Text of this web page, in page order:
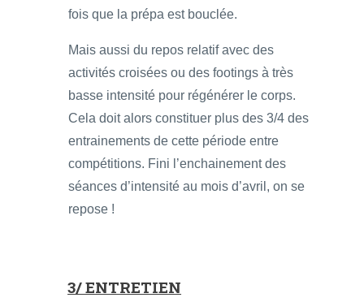
fois que la prépa est bouclée.
Mais aussi du repos relatif avec des
activités croisées ou des footings à très
basse intensité pour régénérer le corps.
Cela doit alors constituer plus des 3/4 des
entrainements de cette période entre
compétitions. Fini l’enchainement des
séances d’intensité au mois d’avril, on se
repose !
3/ ENTRETIEN